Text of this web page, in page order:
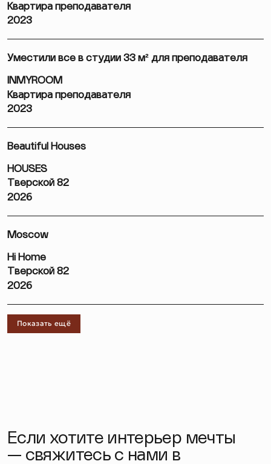
Квартира преподавателя
2023
Уместили все в студии 33 м² для преподавателя
INMYROOM
Квартира преподавателя
2023
Beautiful Houses
HOUSES
Тверской 82
2026
Moscow
Hi Home
Тверской 82
2026
Показать ещё
Если хотите интерьер мечты
— свяжитесь с нами в